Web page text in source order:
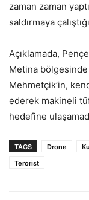
zaman zaman
saldırmaya
Açıklamada,
Metina
Mehmetçik’in,
ederek makineli
hedefine
TAGS Drone
Terorist